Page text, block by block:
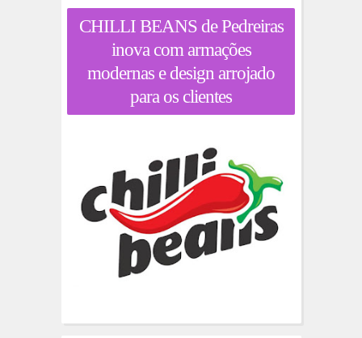
CHILLI BEANS de Pedreiras
inova com armações
modernas e design arrojado
para os clientes